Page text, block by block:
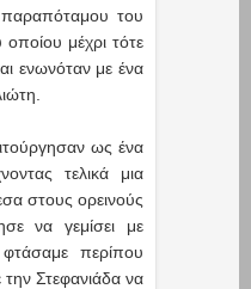
του
μέχρι τότε
ενωνόταν με ένα
ως ένα
τελικά μια
στους ορεινούς
να γεμίσει με
περίπου
την Στεφανιάδα να